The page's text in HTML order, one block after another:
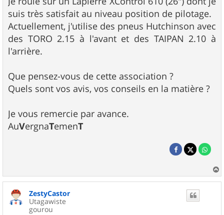
suis très satisfait au niveau position de pilotage.
Actuellement, j'utilise des pneus Hutchinson avec
des TORO 2.15 à l'avant et des TAIPAN 2.10 à
l'arrière.
Que pensez-vous de cette association ?
Quels sont vos avis, vos conseils en la matière ?
Je vous remercie par avance.
AuVergnaTemenT
a
ZestyCastor
Utagawiste
gourou